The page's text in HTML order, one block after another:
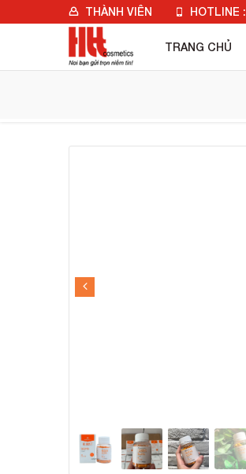
THÀNH VIÊN
Đăng nhập
Đăng ký
HOTLINE :
TRANG CHỦ